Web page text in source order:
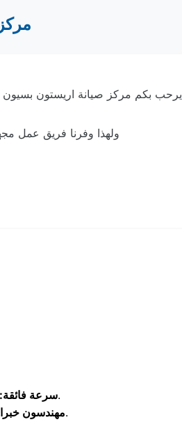
يرحب بكم مركز صيانة اريستون بسيون
ولهذا وفرنا فريق عمل
سرعة فائقة:نتحرك فوراً لتلبية بلاغات الأعطال خلال ساعات قليلة من تسجيل الطلب.
مهندسونيمتلك فريقنا خبرة طويلة تمكنه من التعامل مع أعطال اريستون المعقدة.